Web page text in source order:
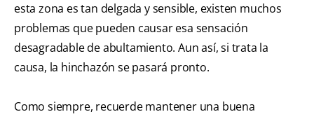
esta zona es tan delgada y sensible, existen muchos
problemas que pueden causar esa sensación
desagradable de abultamiento. Aun así, si trata la
causa, la hinchazón se pasará pronto.
Como siempre, recuerde mantener una buena